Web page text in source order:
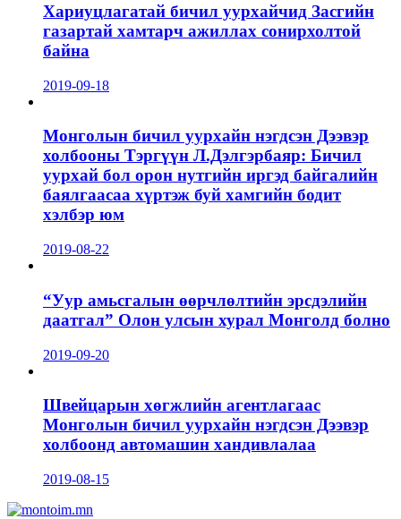
Хариуцлагатай бичил уурхайчид Засгийн
газартай хамтарч ажиллах сонирхолтой
байна
2019-09-18
Монголын бичил уурхайн нэгдсэн Дээвэр
холбооны Тэргүүн Л.Дэлгэрбаяр: Бичил
уурхай бол орон нутгийн иргэд байгалийн
баялгаасаа хүртэж буй хамгийн бодит
хэлбэр юм
2019-08-22
“Уур амьсгалын өөрчлөлтийн эрсдэлийн
даатгал” Олон улсын хурал Монголд болно
2019-09-20
Швейцарын хөгжлийн агентлагаас
Монголын бичил уурхайн нэгдсэн Дээвэр
холбоонд автомашин хандивлалаа
2019-08-15